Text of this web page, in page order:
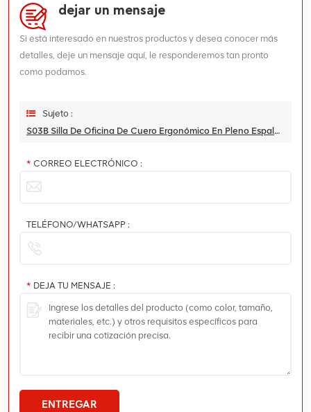
dejar un mensaje
Si está interesado en nuestros productos y desea conocer más
detalles, deje un mensaje aquí, le responderemos tan pronto
como podamos.
Sujeto :
S03B Silla De Oficina De Cuero Ergonómico En Pleno Espalda: El Estilo Se Encuentra Con La Comodidad
* CORREO ELECTRÓNICO :
TELÉFONO/WHATSAPP :
* DEJA TU MENSAJE :
ENTREGAR